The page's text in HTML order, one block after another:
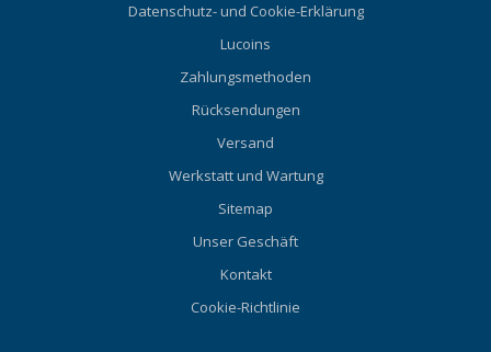
Datenschutz- und Cookie-Erklärung
Lucoins
Zahlungsmethoden
Rücksendungen
Versand
Werkstatt und Wartung
Sitemap
Unser Geschäft
Kontakt
Cookie-Richtlinie